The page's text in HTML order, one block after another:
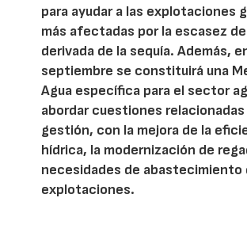
para ayudar a las explotaciones
más afectadas por la escasez
derivada de la sequía. Además,
septiembre se constituirá una
Agua específica para el sector
abordar cuestiones
gestión, con la mejora de la
hídrica, la modernización de
necesidades de abastecimiento
explotaciones.